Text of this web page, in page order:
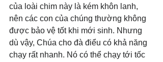
của loài chim này là kém khôn lanh,
nên các con của chúng thường không
được bảo vệ tốt khi mới sinh. Nhưng
dù vậy, Chúa cho đà điểu có khả năng
chạy rất nhanh. Nó có thể chạy tới tốc